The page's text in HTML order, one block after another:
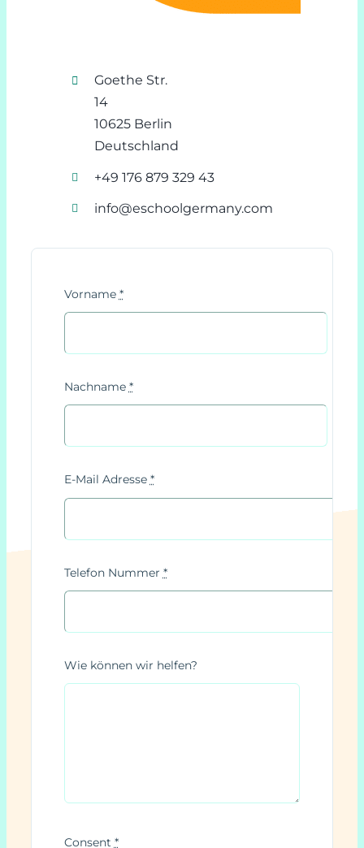
Goethe Str.
14
10625 Berlin
Deutschland
+49 176 879 329 43
info@eschoolgermany.com
Vorname *
Nachname *
E-Mail Adresse *
Telefon Nummer *
Wie können wir helfen?
Consent *